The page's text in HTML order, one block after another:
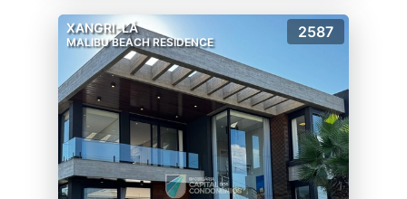
XANGRI-LÁ
MALIBU BEACH RESIDENCE
2587